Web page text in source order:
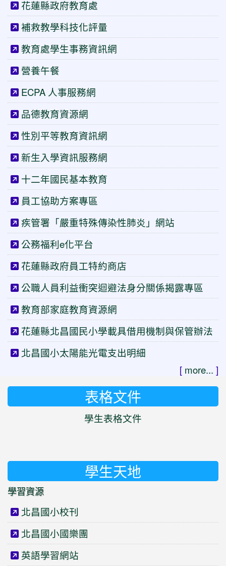
花蓮縣政府教育處
補救教學科技化評量
教育處學生事務資訊網
營養午餐
ECPA 人事服務網
品德教育資源網
性別平等教育資訊網
新生入學資訊服務網
十二年國民基本教育
員工協助方案專區
疾管署「嚴重特殊傳染性肺炎」網站
公務福利e化平台
花蓮縣政府員工特約商店
公職人員利益衝突迴避法身分關係揭露專區
教育部家庭教育資源網
花蓮縣北昌國民小學載具借用機制與保管辦法
北昌國小太陽能光電支出明細
[ more... ]
表格文件
學生表格文件
學生天地
學習資源
北昌國小校刊
北昌國小國樂團
英語學習網站